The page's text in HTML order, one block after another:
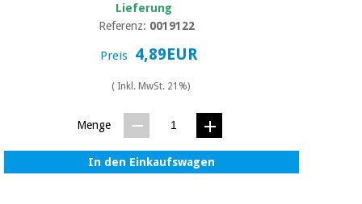
Sanitärkleiderschränke
Veterinärmedizin
Orthopädie
und
Lieferung
Referenz: 0019122
Preis 4,89EUR
( Inkl. MwSt. 21%)
Menge
In den Einkaufswagen